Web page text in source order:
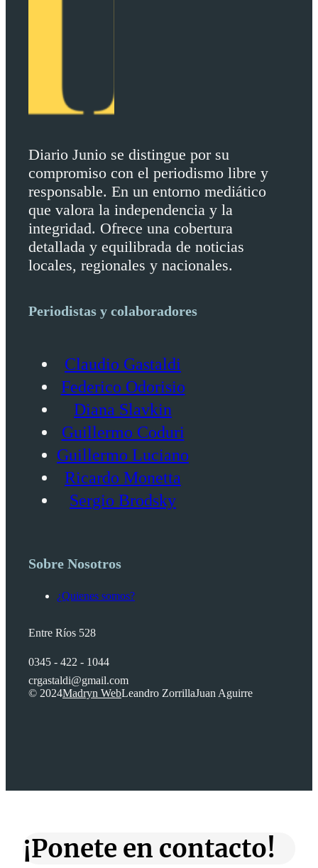
Diario Junio se distingue por su
compromiso con el periodismo libre y
responsable. En un entorno mediático
que valora la independencia y la
integridad. Ofrece una cobertura
detallada y equilibrada de noticias
locales, regionales y nacionales.
Periodistas y colaboradores
Claudio Gastaldi
Federico Odorisio
Diana Slavkin
Guillermo Coduri
Guillermo Luciano
Ricardo Monetta
Sergio Brodsky
Sobre Nosotros
¿Quienes somos?
Entre Ríos 528
0345 - 422 - 1044
crgastaldi@gmail.com
© 2024Madryn WebLeandro ZorrillaJuan Aguirre
¡Ponete en contacto!